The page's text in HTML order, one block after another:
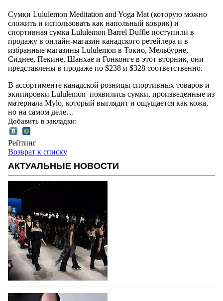
Сумки Lululemon Meditation and Yoga Mat (которую можно
сложить и использовать как напольный коврик) и
спортивная сумка Lululemon Barrel Duffle поступили в
продажу в онлайн-магазин канадского ретейлера и в
избранные магазины Lululemon в Токио, Мельбурне,
Сиднее, Пекине, Шанхае и Гонконге в этот вторник, они
представлены в продаже по $238 и $328 соответственно.
В ассортименте канадской розницы спортивных товаров и
экипировки Lululemon появились сумки, произведенные из
материала Mylo, который выглядит и ощущается как кожа,
но на самом деле…
Добавить в закладки:
Рейтинг
Возврат к списку
АКТУАЛЬНЫЕ НОВОСТИ